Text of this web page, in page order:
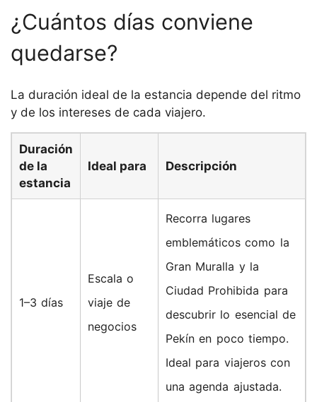
¿Cuántos días conviene
quedarse?
La duración ideal de la estancia depende del ritmo
y de los intereses de cada viajero.
Duración
de la
estancia
Ideal para Descripción
1–3 días
Escala o
viaje de
negocios
Recorra lugares
emblemáticos como la
Gran Muralla y la
Ciudad Prohibida para
descubrir lo esencial de
Pekín en poco tiempo.
Ideal para viajeros con
una agenda ajustada.